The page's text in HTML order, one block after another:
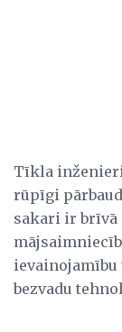
Tīkla
rūpīgi
sakari ir brīvā
ievainojamību
bezvadu